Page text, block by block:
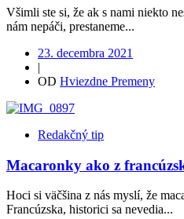
Všimli ste si, že ak s nami niekto
nám nepáči, prestaneme...
23. decembra 2021
|
OD Hviezdne Premeny
Redakčný tip
Macaronky ako z
Hoci si väčšina z nás myslí, že
Francúzska, historici sa nevedia...